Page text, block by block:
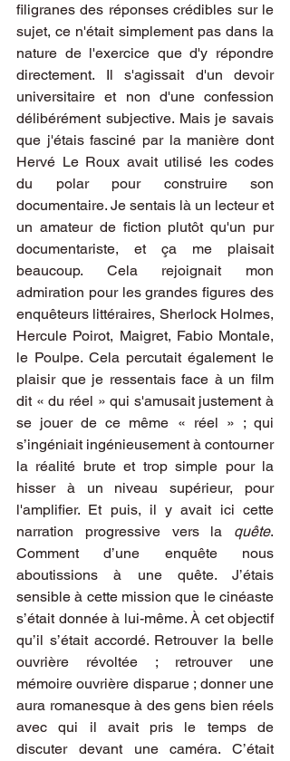
filigranes des réponses crédibles sur le
sujet, ce n'était simplement pas dans la
nature de l'exercice que d'y répondre
directement. Il s'agissait d'un devoir
universitaire et non d'une confession
délibérément subjective. Mais je savais
que j'étais fasciné par la manière dont
Hervé Le Roux avait utilisé les codes
du polar pour construire son
documentaire. Je sentais là un lecteur et
un amateur de fiction plutôt qu'un pur
documentariste, et ça me plaisait
beaucoup. Cela rejoignait mon
admiration pour les grandes figures des
enquêteurs littéraires, Sherlock Holmes,
Hercule Poirot, Maigret, Fabio Montale,
le Poulpe. Cela percutait également le
plaisir que je ressentais face à un film
dit « du réel » qui s'amusait justement à
se jouer de ce même « réel » ; qui
s’ingéniait ingénieusement à contourner
la réalité brute et trop simple pour la
hisser à un niveau supérieur, pour
l'amplifier. Et puis, il y avait ici cette
narration progressive vers la quête.
Comment d’une enquête nous
aboutissions à une quête. J’étais
sensible à cette mission que le cinéaste
s’était donnée à lui-même. À cet objectif
qu’il s’était accordé. Retrouver la belle
ouvrière révoltée ; retrouver une
mémoire ouvrière disparue ; donner une
aura romanesque à des gens bien réels
avec qui il avait pris le temps de
discuter devant une caméra. C’était